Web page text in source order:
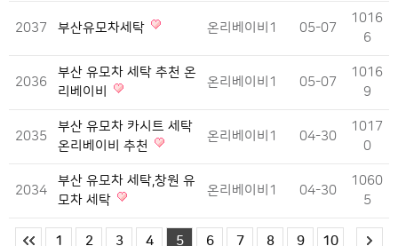
2037 부산유모차세탁 온리베이비1 05-07
1016
6
2036
부산 유모차 세탁 추천 온
리베이비
온리베이비1 05-07
1016
9
2035
부산 유모차 카시트 세탁
온리베이비 추천
온리베이비1 04-30
1017
0
2034
부산 유모차 세탁,창원 유
모차 세탁
온리베이비1 04-30
1060
5
1 2 3 4 5 6 7 8 9 10